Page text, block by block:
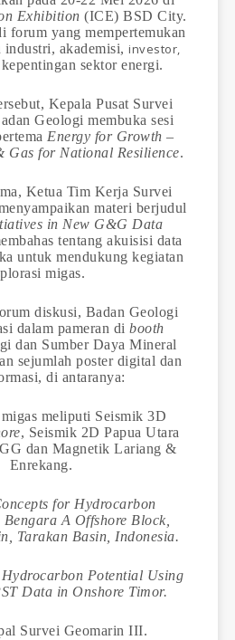
Exhibition (ICE) BSD City.
forum yang mempertemukan
industri, akademisi,investor,
sektor energi.
Kepala Pusat Survei
Geologi membuka sesi
Energy for Growth –
Gas for National Resilience.
Ketua Tim Kerja Survei
materi berjudul
in New G&G Data
tentang akuisisi data
untuk mendukung kegiatan
migas.
diskusi, Badan Geologi
dalam pameran di booth
dan Sumber Daya Mineral
sejumlah poster digital dan
di antaranya:
meliputi Seismik 3D
, Seismik 2D Papua Utara
dan Magnetik Lariang &
Enrekang.
for Hydrocarbon
A Offshore Block,
Tarakan Basin, Indonesia.
Potential Using
Data in Onshore Timor.
Survei Geomarin III.